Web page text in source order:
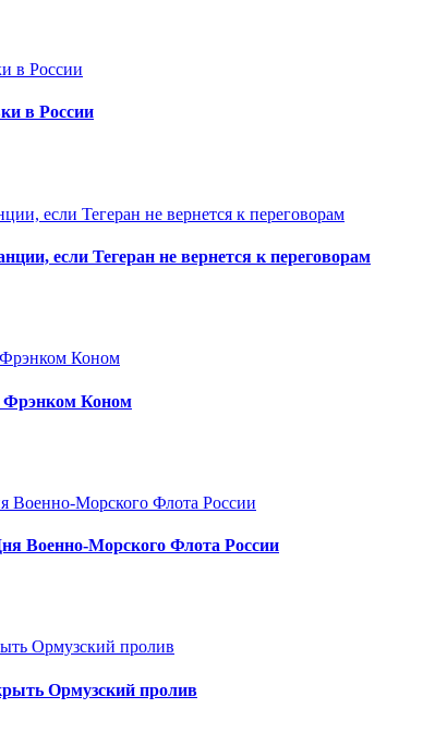
в России
если Тегеран не вернется к переговорам
Фрэнком Коном
Военно-Морского Флота России
Ормузский пролив